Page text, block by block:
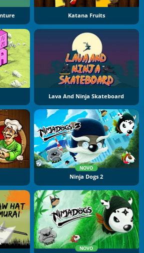
Katana Fruits
Lava And Ninja Skateboard
NOVO
Ninja Dogs 2
NOVO